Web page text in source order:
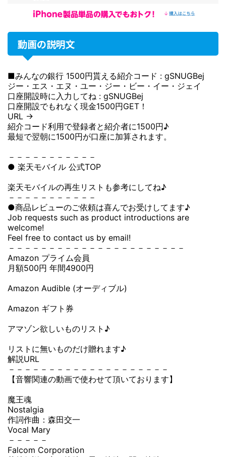
動画の説明文
■みんなの銀行 1500円貰える紹介コード : gSNUGBej
ジー・エス・エヌ・ユー・ジー・ビー・イー・ジェイ
口座開設時に入力してね : gSNUGBej
口座開設でもれなく現金1500円GET！
URL →
紹介コード利用で登録者と紹介者に1500円♪
最短で翌朝に1500円が口座に加算されます。
－－－－－－－－－－－
● 楽天モバイル 公式TOP
楽天モバイルの再生リストも参考にしてね♪
－－－－－－－－－－－
●商品レビューのご依頼は喜んでお受けしてます♪
Job requests such as product introductions are
welcome!
Feel free to contact us by email!
－－－－－－－－－－－－－－－－－－－－－－
Amazon プライム会員
月額500円 年間4900円
Amazon Audible (オーディブル)
Amazon ギフト券
アマゾン欲しいものリスト♪
リストに無いものだけ贈れます♪
解説URL
－－－－－－－－－－－－－－－－－－－－
【音響関連の動画で使わせて頂いております】
魔王魂
Nostalgia
作詞作曲：森田交一
Vocal Mary
－－－－－
Falcom Corporation